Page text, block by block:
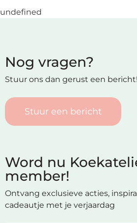
undefined
Nog vragen?
Stuur ons dan gerust een bericht!
Stuur een bericht
Word nu
member!
Ontvang exclusieve acties,
cadeautje met je verjaardag